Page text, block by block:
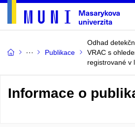
Publikace
Odhad
VRAC s
registrované v
Informace o